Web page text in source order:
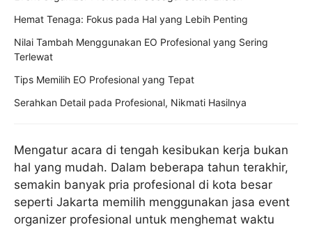
Mengatur acara di tengah kesibukan kerja bukan
hal yang mudah. Dalam beberapa tahun terakhir,
semakin banyak pria profesional di kota besar
seperti Jakarta memilih menggunakan jasa event
organizer profesional untuk menghemat waktu
Hemat Tenaga: Fokus pada Hal yang Lebih Penting
Nilai Tambah Menggunakan EO Profesional yang Sering
Terlewat
Tips Memilih EO Profesional yang Tepat
Serahkan Detail pada Profesional, Nikmati Hasilnya